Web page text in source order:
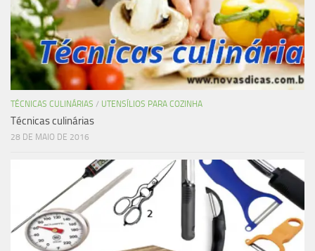
TÉCNICAS CULINÁRIAS / UTENSÍLIOS PARA COZINHA
Técnicas culinárias
28 DE MAIO DE 2016